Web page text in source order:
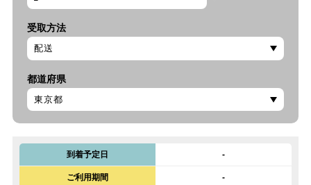
受取方法
都道府県
到着予定日 -
ご利用期間 -